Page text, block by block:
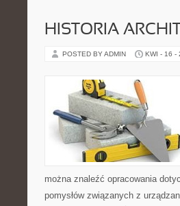
HISTORIA
POSTED BY ADMIN KWI - 16 -
można znaleźć opracowania
pomysłów związanych z